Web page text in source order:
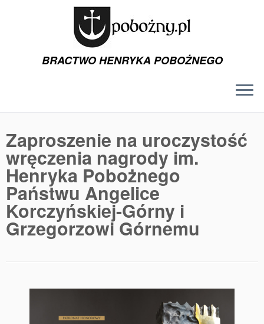
do
treści
BRACTWO HENRYKA POBOŻNEGO
Zaproszenie na uroczystość
wręczenia nagrody im.
Henryka Pobożnego
Państwu Angelice
Korczyńskiej-Górny i
Grzegorzowi Górnemu